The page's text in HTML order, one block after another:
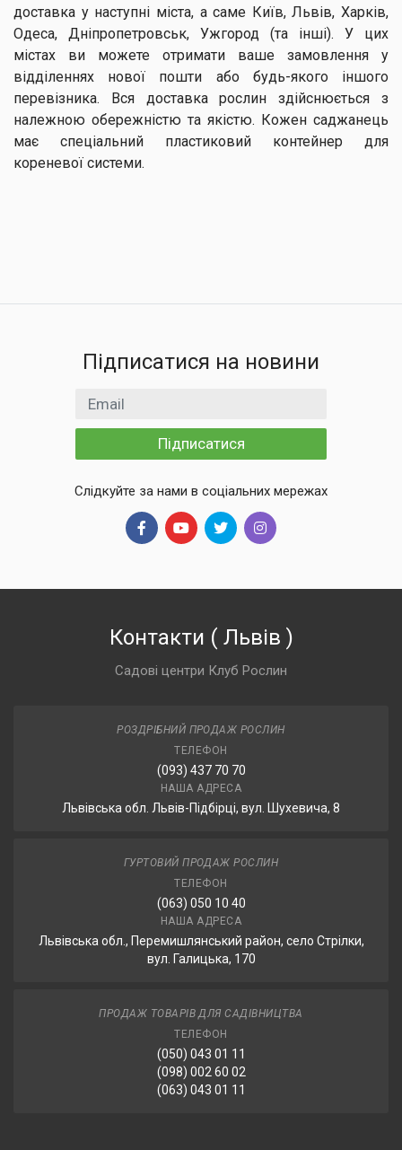
доставка у наступні міста, а саме Київ, Львів, Харків,
Одеса, Дніпропетровськ, Ужгород (та інші). У цих
містах ви можете отримати ваше замовлення у
відділеннях нової пошти або будь-якого іншого
перевізника. Вся доставка рослин здійснюється з
належною обережністю та якістю. Кожен саджанець
має спеціальний пластиковий контейнер для
кореневої системи.
Підписатися на новини
Email
Підписатися
Слідкуйте за нами в соціальних мережах
Контакти ( Львів )
Садові центри Клуб Рослин
РОЗДРІБНИЙ ПРОДАЖ РОСЛИН
ТЕЛЕФОН
(093) 437 70 70
НАША АДРЕСА
Львівська обл. Львів-Підбірці, вул. Шухевича, 8
ГУРТОВИЙ ПРОДАЖ РОСЛИН
ТЕЛЕФОН
(063) 050 10 40
НАША АДРЕСА
Львівська обл., Перемишлянський район, село Стрілки,
вул. Галицька, 170
ПРОДАЖ ТОВАРІВ ДЛЯ САДІВНИЦТВА
ТЕЛЕФОН
(050) 043 01 11
(098) 002 60 02
(063) 043 01 11